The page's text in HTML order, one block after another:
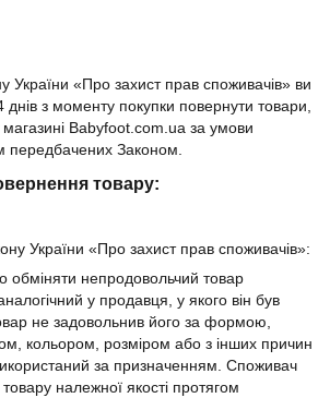
України «Про захист прав споживачів» ви
з моменту покупки повернути товари,
магазині Babyfoot.com.ua за умови
передбачених Законом.
товару:
України «Про захист прав споживачів»:
обміняти непродовольчий товар
у продавця, у якого він був
не задовольнив його за формою,
кольором, розміром або з інших причин
за призначенням. Споживач
належної якості протягом